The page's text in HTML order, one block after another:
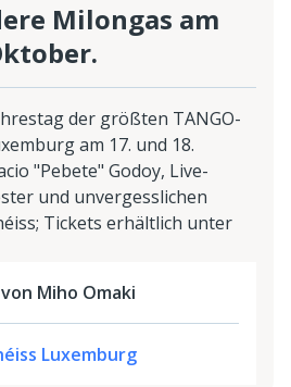
Milongas am
der größten TANGO-
am 17. und 18.
"Pebete" Godoy, Live-
und unvergesslichen
Tickets erhältlich unter
Miho Omaki
Luxemburg